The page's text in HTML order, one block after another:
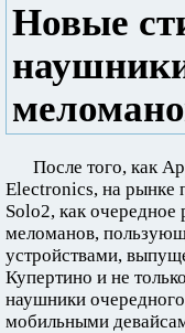
Новые
После того, как
Electronics, на рынке
Solo2, как очередное
меломанов,
устройствами,
Купертино и не
наушники
мобильными